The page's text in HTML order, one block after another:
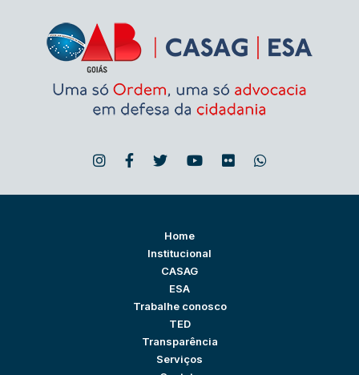
Home
Institucional
CASAG
ESA
Trabalhe conosco
TED
Transparência
Serviços